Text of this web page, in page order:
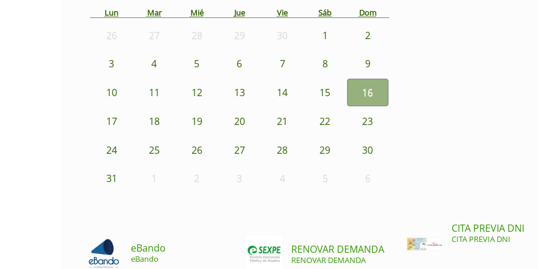
Lun Mar Mié Jue Vie Sáb Dom
26 27 28 29 30 1 2
3 4 5 6 7 8 9
10 11 12 13 14 15 16
17 18 19 20 21 22 23
24 25 26 27 28 29 30
31 1 2 3 4 5 6
eBando
eBando
RENOVAR DEMANDA
RENOVAR DEMANDA
CITA PREVIA DNI
CITA PREVIA DNI